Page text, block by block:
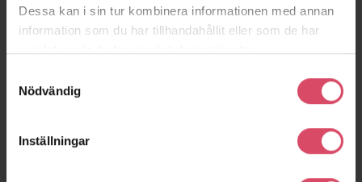
Dessa kan i sin tur kombinera informationen med annan
information som du har tillhandahållit eller som de har
Nödvändig
Inställningar